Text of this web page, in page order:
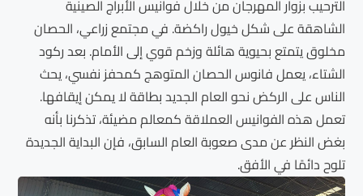
الترحيب بزوار المهرجان من خلال فوانيس الأبراج الصينية
الشاهقة على شكل خيول راكضة. في مجتمع زراعي، الحصان
مخلوق يتمتع بحيوية هائلة وزخم قوي إلى الأمام. بعد ركود
الشتاء، يعمل فانوس الحصان المتوهج كمحفز نفسي، يحث
الناس على الركض نحو العام الجديد بطاقة لا يمكن إيقافها.
تعمل هذه الفوانيس العملاقة كمعالم مضيئة، تذكرنا بأنه
بغض النظر عن مدى صعوبة العام السابق، فإن البداية الجديدة
تلوح دائمًا في الأفق.